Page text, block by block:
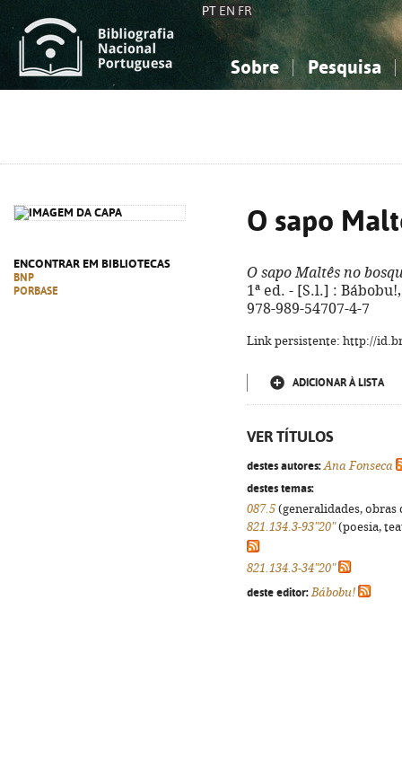
PT EN FR
Sobre Pesquisa
ENCONTRAR EM BIBLIOTECAS
BNP
PORBASE
O sapo
O sapo Maltês no
1ª ed. - [S.l.] :
978-989-54707-4-7
Link persistente: http://
ADICIONAR À LISTA
VER TÍTULOS
destes autores: Ana Fonseca
destes temas:
087.5 (generalidades,
821.134.3-93"20"(poesia,
821.134.3-34"20"
deste editor: Bábobu!